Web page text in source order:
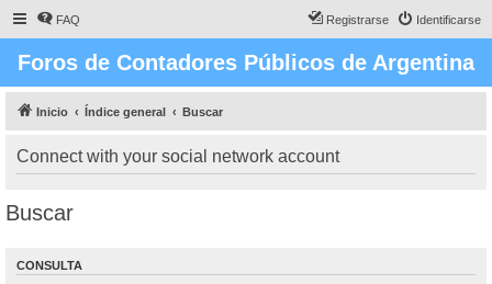
FAQ Identificarse
Registrarse
Foros de Contadores Públicos de Argentina
Inicio Índice general Buscar
Connect with your social network account
Buscar
CONSULTA